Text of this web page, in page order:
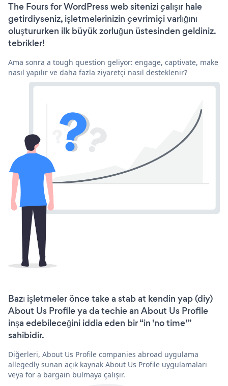
The Fours for WordPress web sitenizi çalışır hale
getirdiyseniz, işletmelerinizin çevrimiçi varlığını
oluştururken ilk büyük zorluğun üstesinden geldiniz.
tebrikler!
Ama sonra a tough question geliyor: engage, captivate, make
nasıl yapılır ve daha fazla ziyaretçi nasıl desteklenir?
Bazı işletmeler önce take a stab at kendin yap (diy)
About Us Profile ya da techie an About Us Profile
inşa edebileceğini iddia eden bir “in 'no time'”
sahibidir.
Diğerleri, About Us Profile companies abroad uygulama
allegedly sunan açık kaynak About Us Profile uygulamaları
veya for a bargain bulmaya çalışır.